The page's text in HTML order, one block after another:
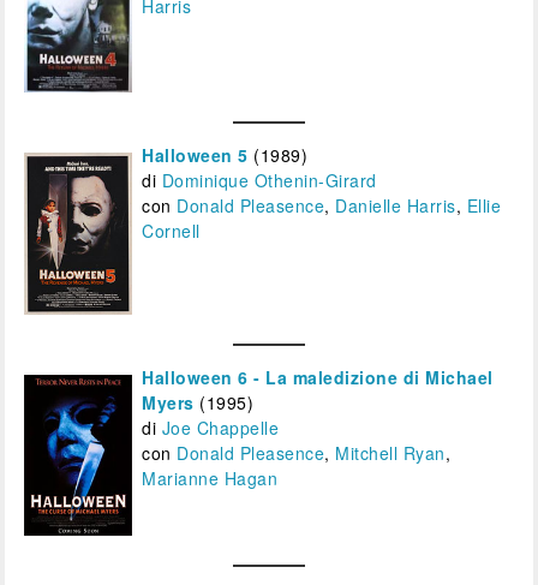
Harris
Halloween 5 (1989)
di Dominique Othenin-Girard
con Donald Pleasence, Danielle Harris, Ellie
Cornell
Halloween 6 - La maledizione di Michael
Myers (1995)
di Joe Chappelle
con Donald Pleasence, Mitchell Ryan,
Marianne Hagan